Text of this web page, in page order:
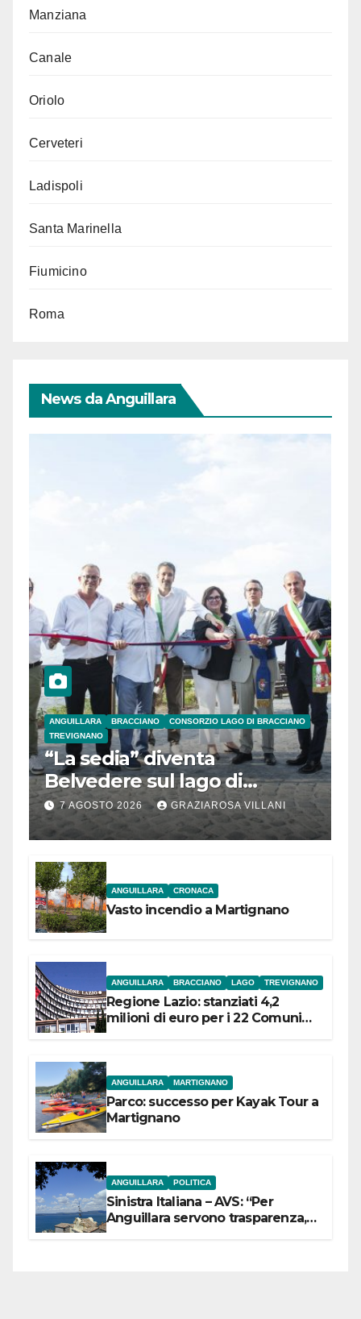
Manziana
Canale
Oriolo
Cerveteri
Ladispoli
Santa Marinella
Fiumicino
Roma
News da Anguillara
ANGUILLARA BRACCIANO
CONSORZIO LAGO DI BRACCIANO
TREVIGNANO
“La sedia” diventa
Belvedere sul lago di
Bracciano: ieri
l’inaugurazione
7 AGOSTO 2026 GRAZIAROSA VILLANI
ANGUILLARA CRONACA
Vasto incendio a Martignano
ANGUILLARA BRACCIANO LAGO TREVIGNANO
Regione Lazio: stanziati 4,2
milioni di euro per i 22 Comuni
ANGUILLARA MARTIGNANO
Parco: successo per Kayak Tour a
Martignano
ANGUILLARA POLITICA
Sinistra Italiana – AVS: “Per
Anguillara servono trasparenza,